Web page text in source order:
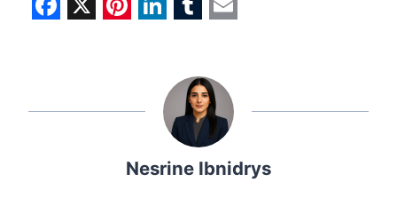
e
t
k
d
m
b
l
r
a
i
l
Nesrine Ibnidrys